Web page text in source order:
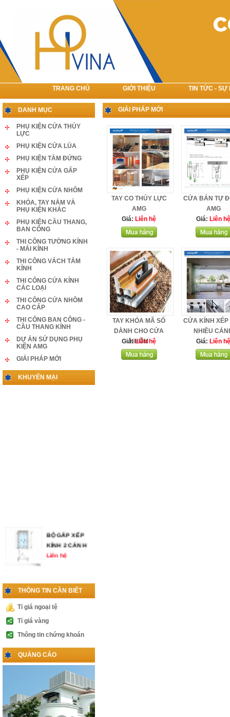
TRANG CHỦ GIỚI THIỆU TIN TỨC - SỰ
LIÊN HỆ
DANH MỤC
PHỤ KIỆN CỬA THỦY
LỰC
PHỤ KIỆN CỬA LÙA
PHỤ KIỆN TẮM ĐỨNG
PHỤ KIỆN CỬA GẤP
XẾP
PHỤ KIỆN CỬA NHÔM
KHÓA, TAY NẮM VÀ
PHỤ KIỆN KHÁC
PHỤ KIỆN CẦU THANG,
BAN CÔNG
THI CÔNG TƯỜNG KÍNH
- MÁI KÍNH
THI CÔNG VÁCH TẮM
KÍNH
THI CÔNG CỬA KÍNH
CÁC LOẠI
THI CÔNG CỬA NHÔM
CAO CẤP
THI CÔNG BAN CÔNG -
CẦU THANG KÍNH
DỰ ÁN SỬ DỤNG PHỤ
KIỆN AMG
GIẢI PHÁP MỚI
KHUYẾN MẠI
BỘ GẤP XẾP
KÍNH 2 CÁNH
KHÓA VÀ TAY
NẮM CỬA
Liên hệ
PHỤ KIỆN
CABIN 1 CÁNH
Liên hệ
PHỤ KIỆN
CABIN 135 ĐỘ
THÔNG TIN CẦN BIẾT
Tỉ giá ngoại tệ
Tỉ giá vàng
Thông tin chứng khoán
QUẢNG CÁO
GIẢI PHÁP MỚI
TAY CO THỦY LỰC
AMG
Giá: Liên hệ
CỬA BÁN TỰ
AMG
Giá: Liên hệ
TAY KHÓA MÃ SỐ
DÀNH CHO CỬA
NHÔM
Giá: Liên hệ
CỬA KÍNH XẾP
NHIỀU
Giá: Liên hệ